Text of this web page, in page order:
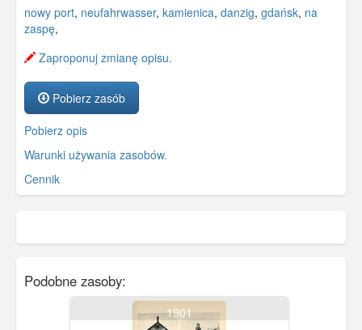
nowy port, neufahrwasser, kamienica, danzig, gdańsk, na
zaspę,
Zaproponuj zmianę opisu.
Pobierz zasób
Pobierz opis
Warunki używania zasobów.
Cennik
Podobne zasoby:
1901